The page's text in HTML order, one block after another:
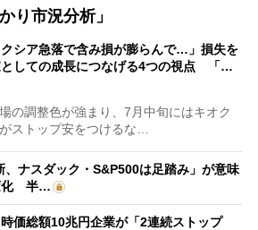
り市況分析」
クシア急落で含み損が膨らんで…」損失を
しての成長につなげる4つの視点 「…
の調整色が強まり、7月中旬にはキオク
ストップ安をつけるな…
、ナスダック・S&P500は足踏み」が意味
化 半…
時価総額10兆円企業が「2連続ストップ